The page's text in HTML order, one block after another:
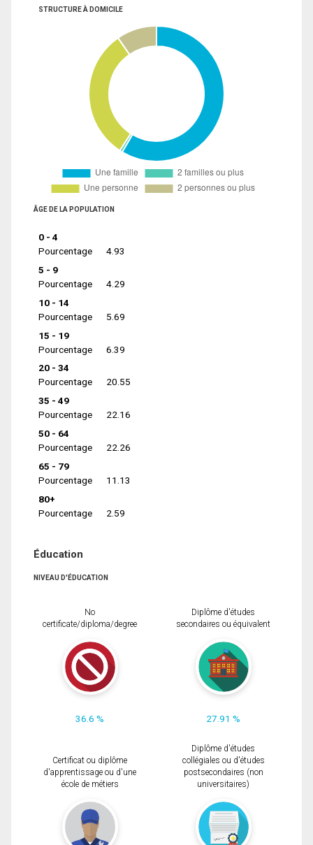
STRUCTURE À DOMICILE
ÂGE DE LA POPULATION
0 - 4
Pourcentage
4.93
5 - 9
Pourcentage
4.29
10 - 14
Pourcentage
5.69
15 - 19
Pourcentage
6.39
20 - 34
Pourcentage
20.55
35 - 49
Pourcentage
22.16
50 - 64
Pourcentage
22.26
65 - 79
Pourcentage
11.13
80+
Pourcentage
2.59
Éducation
NIVEAU D'ÉDUCATION
No
certificate/diploma/degree
36.6 %
Diplôme d'études
secondaires ou équivalent
27.91 %
Certificat ou diplôme
d'apprentissage ou d'une
école de métiers
Diplôme d'études
collégiales ou d'études
postsecondaires (non
universitaires)